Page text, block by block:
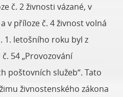
č. 2 živnosti vázané, v
v příloze č. 4 živnost volná
1. letošního roku byl z
54 „Provozování
poštovních služeb“. Tato
živnostenského zákona